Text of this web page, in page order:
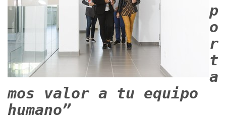
p
o
r
t
a
mos valor a tu equipo
humano”